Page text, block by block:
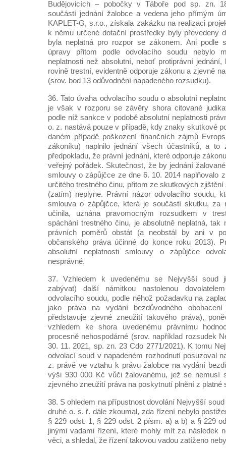
Budějovicích – pobočky v Táboře pod sp. zn.
součástí jednání žalobce a vedena jeho přímým
KAPLET-G, s.r.o., získala zakázku na realizaci
k němu určené dotační prostředky byly převedeny
byla neplatná pro rozpor se zákonem. Ani podle
úpravy přitom podle odvolacího soudu nebylo
neplatnosti než absolutní, neboť protiprávní
rovině trestní, evidentně odporuje zákonu a zjevně
(srov. bod 13 odůvodnění napadeného rozsudku).
36. Tato úvaha odvolacího soudu o absolutní
je však v rozporu se závěry shora citované
podle níž sankce v podobě absolutní neplatnosti
o. z. nastává pouze v případě, kdy znaky skutkové
daném případě poškození finančních zájmů
zákoníku) naplnilo jednání všech účastníků, a to
předpokladu, že právní jednání, které odporuje
veřejný pořádek. Skutečnost, že by jednání
smlouvy o zápůjčce ze dne 6. 10. 2014 naplňovalo
určitého trestného činu, přitom ze skutkových
(zatím) neplyne. Právní názor odvolacího soudu,
smlouva o zápůjčce, která je součástí skutku, za
učinila, uznána pravomocným rozsudkem v
spáchání trestného činu, je absolutně neplatná, tak
právních poměrů obstát (a neobstál by ani v
občanského práva účinné do konce roku 2013).
absolutní neplatnosti smlouvy o zápůjčce
nesprávné.
37. Vzhledem k uvedenému se Nejvyšší soud
zabývat) další námitkou nastolenou
odvolacího soudu, podle něhož požadavku na
jako práva na vydání bezdůvodného
představuje zjevné zneužití takového práva),
vzhledem ke shora uvedenému právnímu
procesně nehospodárné (srov. například rozsudek
30. 11. 2021, sp. zn. 23 Cdo 2771/2021). K tomu
odvolací soud v napadeném rozhodnutí posuzoval
z. právě ve vztahu k právu žalobce na vydání
výši 930 000 Kč vůči žalovanému, jež se nemusí
zjevného zneužití práva na poskytnutí plnění z platné
38. S ohledem na přípustnost dovolání Nejvyšší
druhé o. s. ř. dále zkoumal, zda řízení nebylo
§ 229 odst. 1, § 229 odst. 2 písm. a) a b) a § 229
jinými vadami řízení, které mohly mít za následek
věci, a shledal, že řízení takovou vadou zatíženo